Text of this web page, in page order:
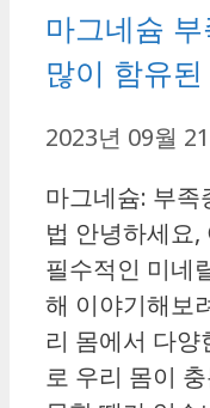
마그네슘
많이 함유
2023년 09월
마그네슘: 부족
법 안녕하세요,
필수적인 미네
해 이야기해보
리 몸에서 다양
로 우리 몸이